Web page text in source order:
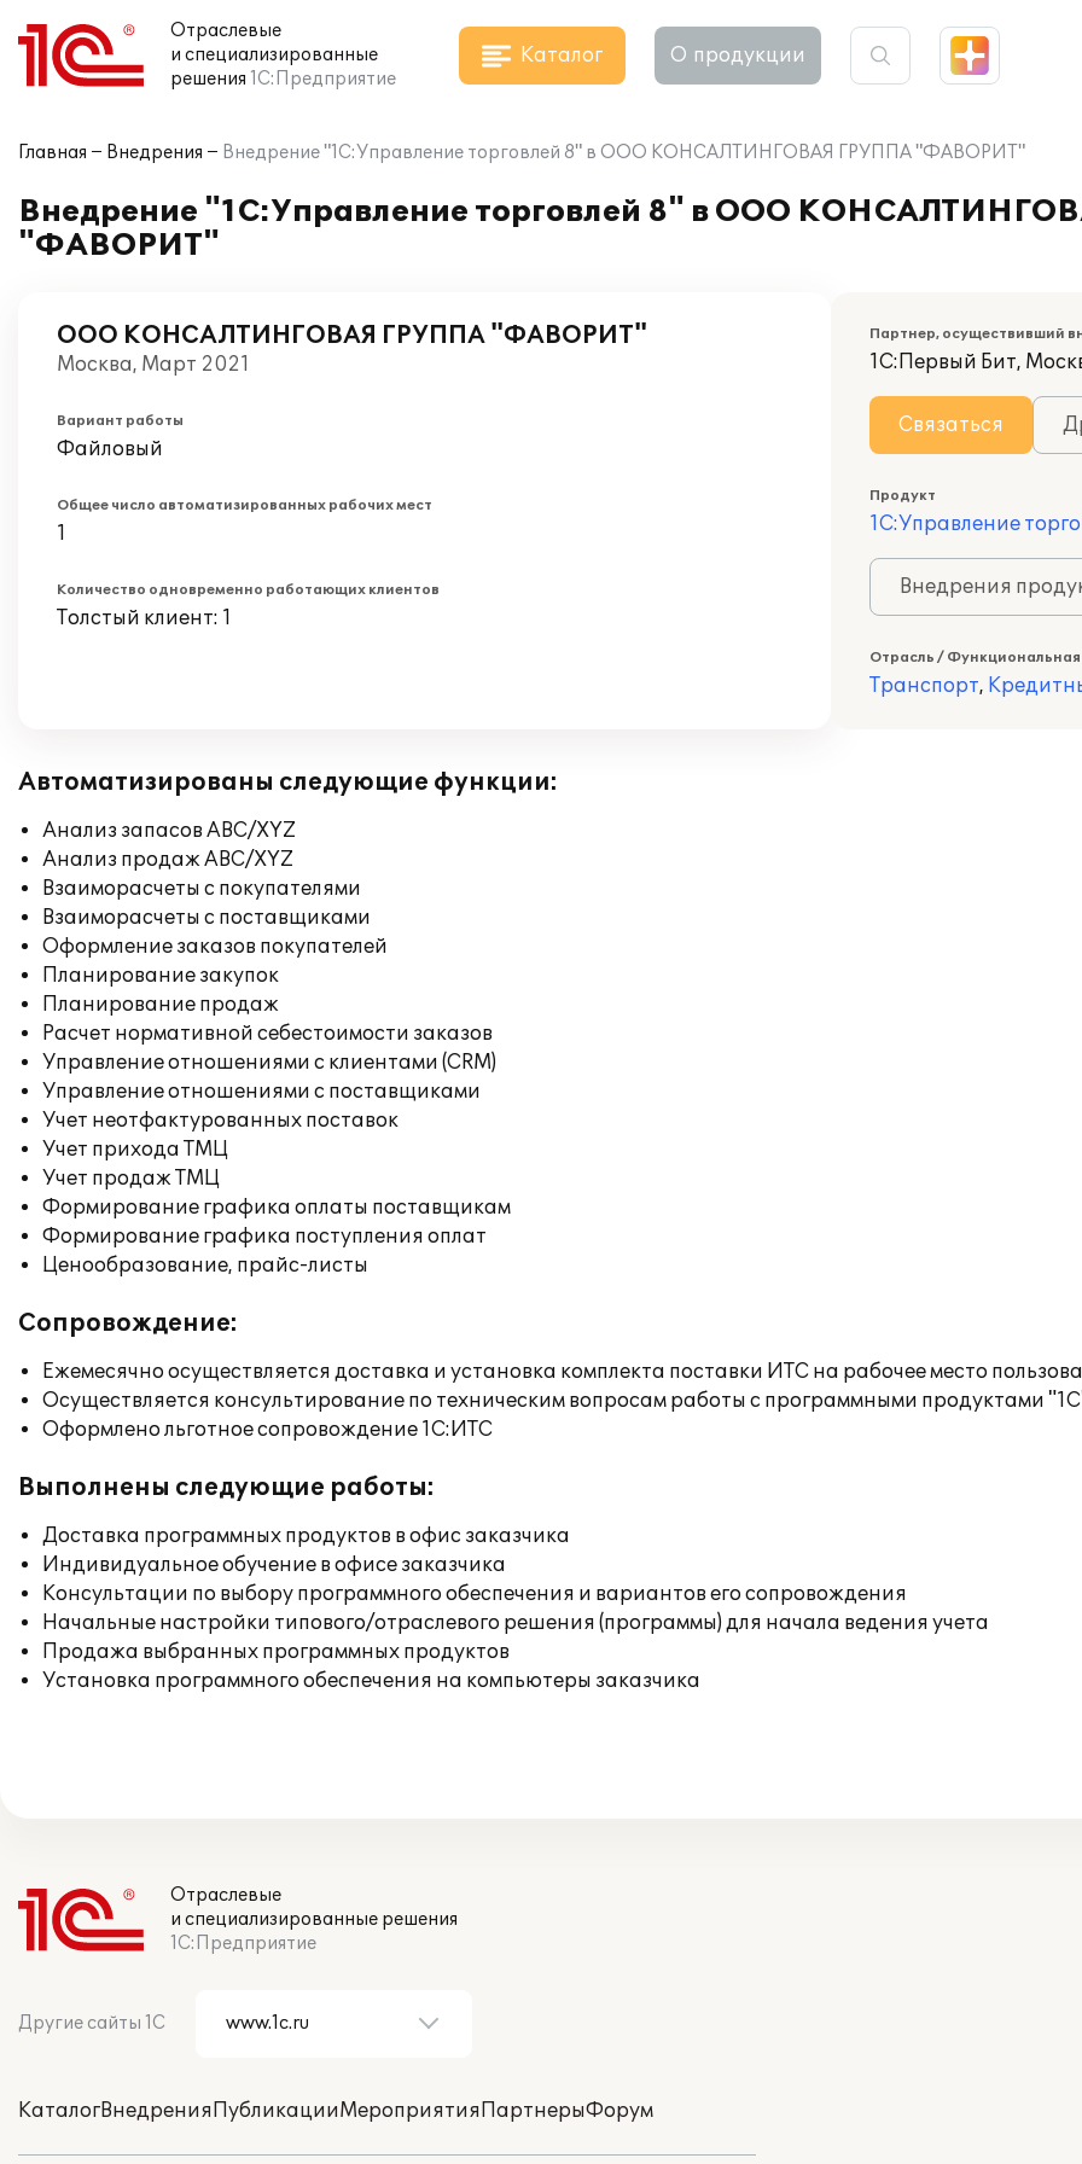
Отраслевые
и специализированные
решения 1С:Предприятие
Каталог О продукции
Главная Внедрения Внедрение "1С:Управление торговлей 8" в ООО КОНСАЛТИНГОВАЯ ГРУППА "ФАВОРИТ"
Внедрение "1С:Управление торговлей 8" в ООО
"ФАВОРИТ"
ООО КОНСАЛТИНГОВАЯ ГРУППА "ФАВОРИТ"
Москва, Март 2021
Вариант работы
Файловый
Общее число автоматизированных рабочих мест
1
Количество одновременно работающих клиентов
Толстый клиент: 1
Партнер, осуществивший
1С:Первый Бит,
Связаться
Продукт
1С:Управление
Внедрения
Отрасль / Функциональная
Транспорт,
Автоматизированы следующие функции:
Анализ запасов ABC/XYZ
Анализ продаж ABC/XYZ
Взаиморасчеты с покупателями
Взаиморасчеты с поставщиками
Оформление заказов покупателей
Планирование закупок
Планирование продаж
Расчет нормативной себестоимости заказов
Управление отношениями с клиентами (CRM)
Управление отношениями с поставщиками
Учет неотфактурованных поставок
Учет прихода ТМЦ
Учет продаж ТМЦ
Формирование графика оплаты поставщикам
Формирование графика поступления оплат
Ценообразование, прайс-листы
Сопровождение:
Ежемесячно осуществляется доставка и установка комплекта поставки ИТС на рабочее место
Осуществляется консультирование по техническим вопросам работы с программными продуктами
Оформлено льготное сопровождение 1С:ИТС
Выполнены следующие работы:
Доставка программных продуктов в офис заказчика
Индивидуальное обучение в офисе заказчика
Консультации по выбору программного обеспечения и вариантов его сопровождения
Начальные настройки типового/отраслевого решения (программы) для начала ведения учета
Продажа выбранных программных продуктов
Установка программного обеспечения на компьютеры заказчика
Отраслевые
и специализированные решения
1С:Предприятие
Другие сайты 1С
КаталогВнедренияПубликацииМероприятияПартнерыФорум